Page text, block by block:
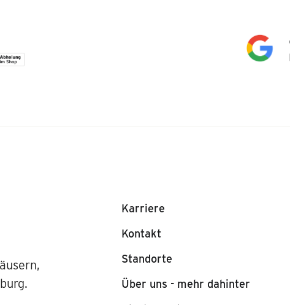
Karriere
Kontakt
Standorte
Über uns - mehr dahinter